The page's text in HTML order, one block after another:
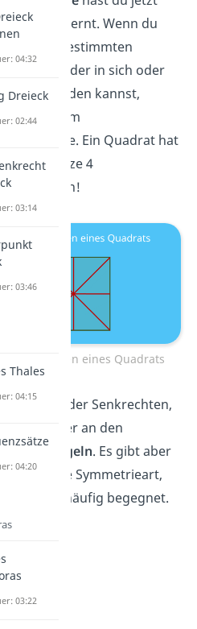
kennengelernt. Wenn du
an einer bestimmten
wieder in sich oder
abbilden kannst,
es sich um
Ein Quadrat hat
ganze 4
eines Quadrats
es an der Senkrechten,
oder an den
spiegeln. Es gibt aber
andere Symmetrieart,
im Alltag häufig begegnet.
04:32
Dreieck
02:44
03:14
03:46
Thales
04:15
04:20
03:22